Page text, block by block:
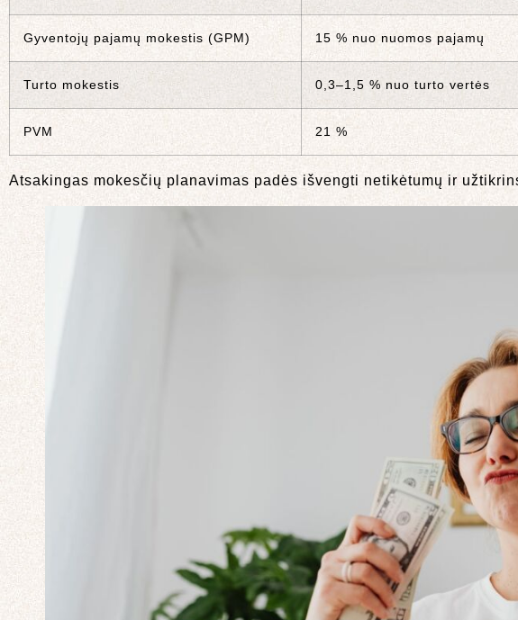
Gyventojų pajamų mokestis (GPM) 15 % nuo nuomos pajamų
Turto mokestis 0,3–1,5 % nuo turto vertės
PVM 21 %
Atsakingas mokesčių planavimas padės išvengti netikėtumų ir